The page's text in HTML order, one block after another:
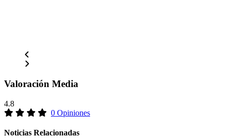
Valoración Media
4.8
0 Opiniones
Noticias Relacionadas